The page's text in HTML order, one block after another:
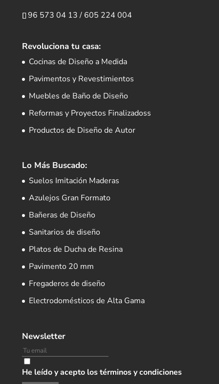
96 573 04 13/ 605 224 004
Revoluciona tu casa:
Cocinas de Diseño a Medida
Pavimentos y Revestimientos
Muebles de Baño de Diseño
Reformas y Proyectos Finalizadoss
Productos de Diseño de Autor
Lo Más Buscado:
Suelos Imitación Maderas
Azulejos Gran Formato
Bañeras de Diseño
Sanitarios de diseño
Platos de Ducha de Resina
Pavimento 20 mm
Fregaderos de diseño
Electrodomésticos de Alta Gama
Newsletter
He leído y acepto los términos y condiciones